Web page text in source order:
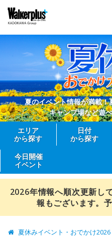
夏のイベント情報が満載
キャンプ場など遊
エリア
から探す
日付
から探す
今日開催
イベント
2026年情報へ順次更新し
報もございます。
夏休みイベント・おでかけ2026